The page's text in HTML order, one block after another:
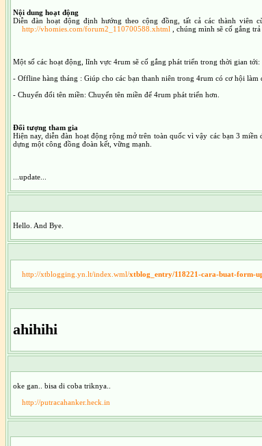
Nội dung hoạt động
Diễn đàn hoạt động định hướng theo cộng đồng, tất cả các thành
http://vhomies.com/forum2_110700588.xhtml , chúng mình sẽ cố gắng
Một số các hoạt động, lĩnh vực 4rum sẽ cố gắng phát triển trong thời gian tới:
- Offline hàng tháng : Giúp cho các bạn thanh niên trong 4rum có cơ hội
- Chuyển đổi tên miền: Chuyển tên miền để 4rum phát triển hơn.
Đối tượng tham gia
Hiện nay, diễn đàn hoạt động rộng mở trên toàn quốc vì vậy các bạn 3
dựng một công đồng đoàn kết, vững mạnh.
...update...
Hello. And Bye.
http://xtblogging.yn.lt/index.wml/xtblog_entry/118221-cara-buat-form-
ahihihi
oke gan.. bisa di coba triknya..
http://putracahanker.heck.in